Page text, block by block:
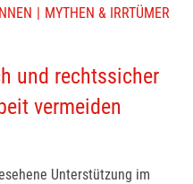
MYTHEN & IRRTÜMER
und rechtssicher
vermeiden
Unterstützung im